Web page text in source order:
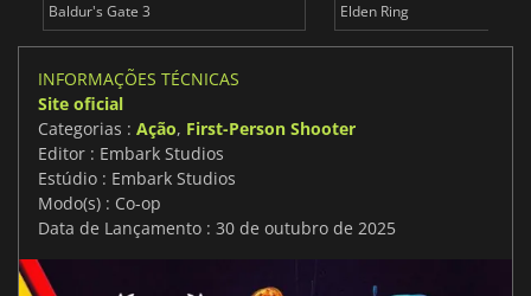
Baldur's Gate 3 Elden Ring
INFORMAÇÕES TÉCNICAS
Site oficial
Categorias : Ação, First-Person Shooter
Editor : Embark Studios
Estúdio : Embark Studios
Modo(s) : Co-op
Data de Lançamento : 30 de outubro de 2025